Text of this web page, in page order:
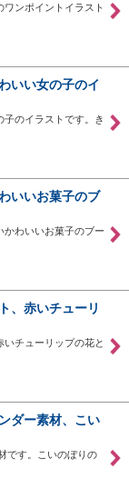
ンポイントイラスト
いい女の子のイ
のイラストです。き
いいお菓子のブ
かわいいお菓子のブー
、赤いチューリ
チューリップの花と
ダー素材、こい
です。こいのぼりの